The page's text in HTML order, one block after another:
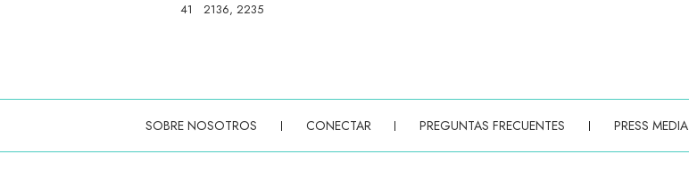
41 2136, 2235
SOBRE NOSOTROS CONECTAR PREGUNTAS FRECUENTES PRESS MEDIA